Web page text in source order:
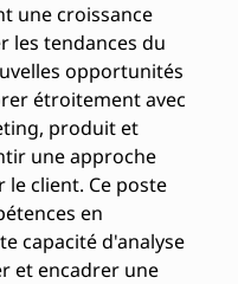
une croissance
les tendances du
opportunités
étroitement avec
produit et
une approche
client. Ce poste
en
capacité d'analyse
et encadrer une